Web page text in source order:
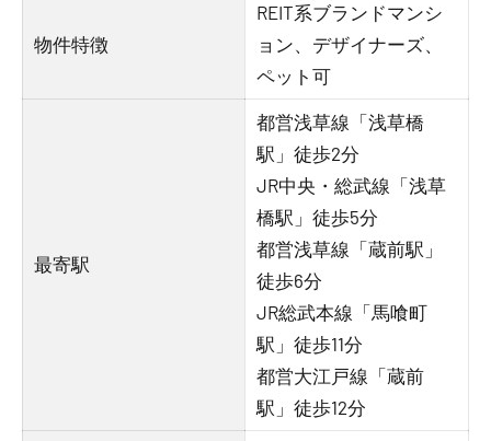
物件特徴
REIT系ブランドマンシ
ョン、デザイナーズ、
ペット可
最寄駅
都営浅草線「浅草橋
駅」徒歩2分
JR中央・総武線「浅草
橋駅」徒歩5分
都営浅草線「蔵前駅」
徒歩6分
JR総武本線「馬喰町
駅」徒歩11分
都営大江戸線「蔵前
駅」徒歩12分